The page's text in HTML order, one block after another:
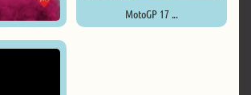
MotoGP 17 ...